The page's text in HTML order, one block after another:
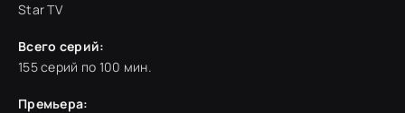
Star TV
Всего серий:
155 серий по 100 мин.
Премьера: